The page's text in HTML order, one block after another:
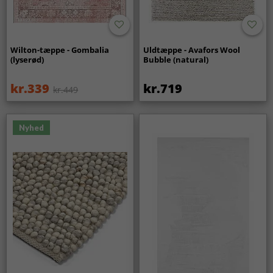
Wilton-tæppe - Gombalia
(lyserød)
kr.339 kr.449
Uldtæppe - Avafors Wool
Bubble (natural)
kr.719
Nyhed